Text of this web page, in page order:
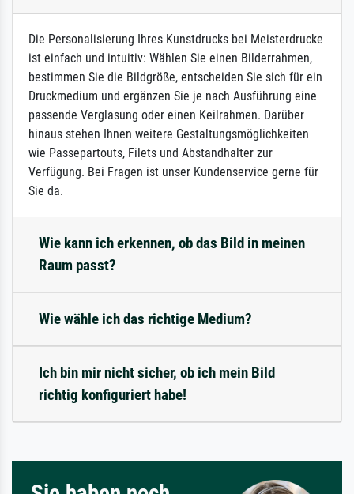
Die Personalisierung Ihres Kunstdrucks bei Meisterdrucke
ist einfach und intuitiv: Wählen Sie einen Bilderrahmen,
bestimmen Sie die Bildgröße, entscheiden Sie sich für ein
Druckmedium und ergänzen Sie je nach Ausführung eine
passende Verglasung oder einen Keilrahmen. Darüber
hinaus stehen Ihnen weitere Gestaltungsmöglichkeiten
wie Passepartouts, Filets und Abstandhalter zur
Verfügung. Bei Fragen ist unser Kundenservice gerne für
Sie da.
Wie kann ich erkennen, ob das Bild in meinen
Raum passt?
Wie wähle ich das richtige Medium?
Ich bin mir nicht sicher, ob ich mein Bild
richtig konfiguriert habe!